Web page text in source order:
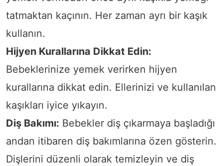
tatmaktan kaçının. Her zaman ayrı bir kaşık
kullanın.
Hijyen Kurallarına Dikkat Edin:
Bebeklerinize yemek verirken hijyen
kurallarına dikkat edin. Ellerinizi ve kullanılan
kaşıkları iyice yıkayın.
Diş Bakımı: Bebekler diş çıkarmaya başladığı
andan itibaren diş bakımlarına özen gösterin.
Dişlerini düzenli olarak temizleyin ve diş